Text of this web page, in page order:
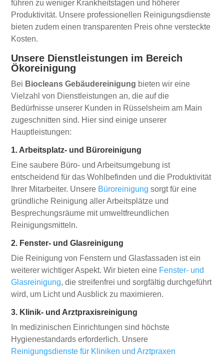
führen zu weniger Krankheitstagen und höherer
Produktivität. Unsere professionellen Reinigungsdienste
bieten zudem einen transparenten Preis ohne versteckte
Kosten.
Unsere Dienstleistungen im Bereich
Ökoreinigung
Bei Biocleans Gebäudereinigung bieten wir eine
Vielzahl von Dienstleistungen an, die auf die
Bedürfnisse unserer Kunden in Rüsselsheim am Main
zugeschnitten sind. Hier sind einige unserer
Hauptleistungen:
1. Arbeitsplatz- und Büroreinigung
Eine saubere Büro- und Arbeitsumgebung ist
entscheidend für das Wohlbefinden und die Produktivität
Ihrer Mitarbeiter. Unsere Büroreinigung sorgt für eine
gründliche Reinigung aller Arbeitsplätze und
Besprechungsräume mit umweltfreundlichen
Reinigungsmitteln.
2. Fenster- und Glasreinigung
Die Reinigung von Fenstern und Glasfassaden ist ein
weiterer wichtiger Aspekt. Wir bieten eine Fenster- und
Glasreinigung, die streifenfrei und sorgfältig durchgeführt
wird, um Licht und Ausblick zu maximieren.
3. Klinik- und Arztpraxisreinigung
In medizinischen Einrichtungen sind höchste
Hygienestandards erforderlich. Unsere
Reinigungsdienste für Kliniken und Arztpraxen